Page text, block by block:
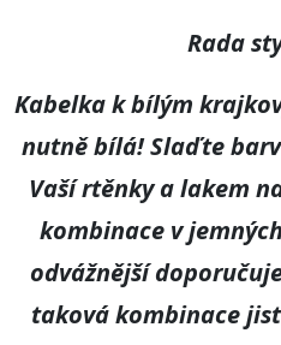
Rada
Kabelka k bílým
nutně bílá! Slaďte
Vaší rtěnky a lakem
kombinace v
odvážnější
taková kombinace